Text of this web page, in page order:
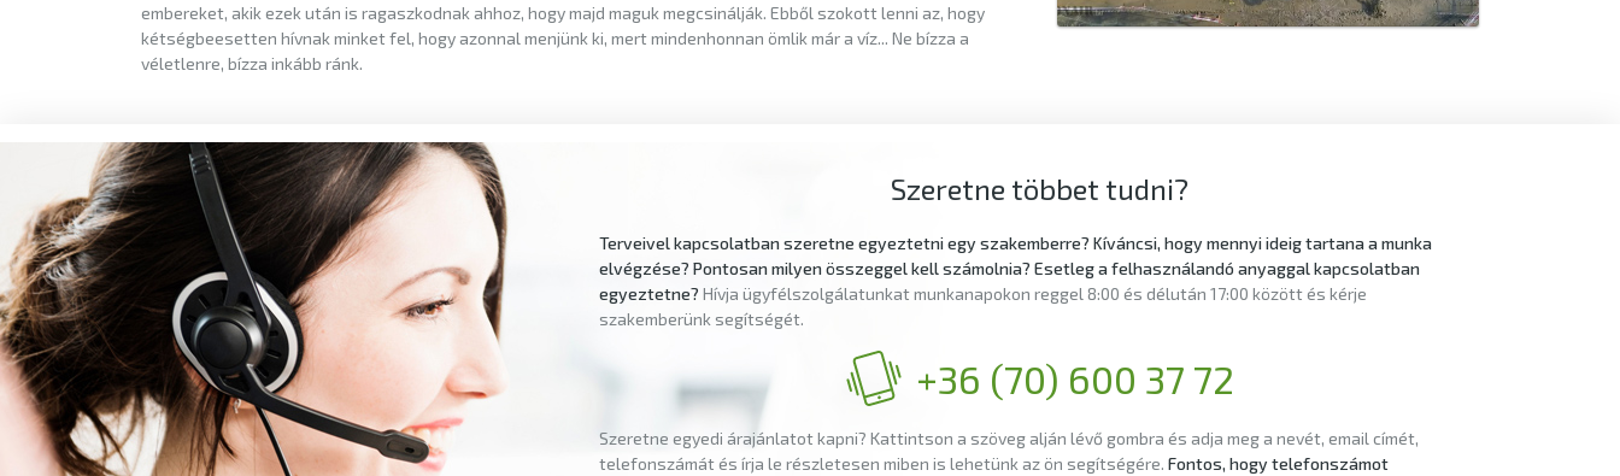
embereket, akik ezek után is ragaszkodnak ahhoz, hogy majd maguk megcsinálják. Ebből szokott lenni az, hogy
kétségbeesetten hívnak minket fel, hogy azonnal menjünk ki, mert mindenhonnan ömlik már a víz... Ne bízza a
véletlenre, bízza inkább ránk.
Szeretne többet tudni?
Terveivel kapcsolatban szeretne egyeztetni egy szakemberre? Kíváncsi, hogy mennyi ideig tartana a munka
elvégzése? Pontosan milyen összeggel kell számolnia? Esetleg a felhasználandó anyaggal kapcsolatban
egyeztetne? Hívja ügyfélszolgálatunkat munkanapokon reggel 8:00 és délután 17:00 között és kérje
szakemberünk segítségét.
+36 (70) 600 37 72
Szeretne egyedi árajánlatot kapni? Kattintson a szöveg alján lévő gombra és adja meg a nevét, email címét,
telefonszámát és írja le részletesen miben is lehetünk az ön segítségére. Fontos, hogy telefonszámot